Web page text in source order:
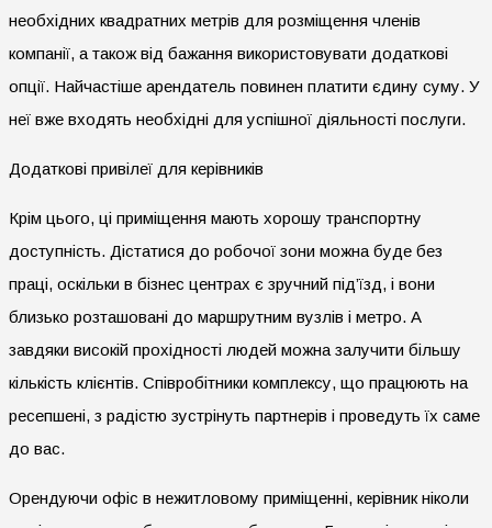
необхідних квадратних метрів для розміщення членів
компанії, а також від бажання використовувати додаткові
опції. Найчастіше арендатель повинен платити єдину суму. У
неї вже входять необхідні для успішної діяльності послуги.
Додаткові привілеї для керівників
Крім цього, ці приміщення мають хорошу транспортну
доступність. Дістатися до робочої зони можна буде без
праці, оскільки в бізнес центрах є зручний під’їзд, і вони
близько розташовані до маршрутним вузлів і метро. А
завдяки високій прохідності людей можна залучити більшу
кількість клієнтів. Співробітники комплексу, що працюють на
ресепшені, з радістю зустрінуть партнерів і проведуть їх саме
до вас.
Орендуючи офіс в нежитловому приміщенні, керівник ніколи